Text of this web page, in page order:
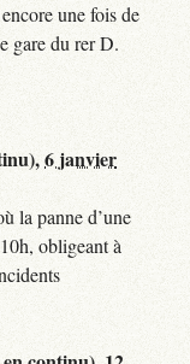
une fois de
gare du rer D.
6 janvier
la panne d’une
obligeant à